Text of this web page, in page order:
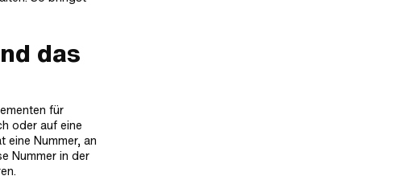
das
für
oder auf eine
Nummer, an
Nummer in der